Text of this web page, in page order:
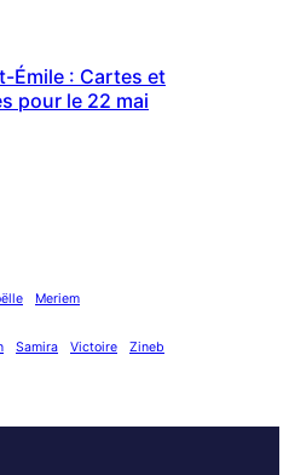
Émile : Cartes et
pour le 22 mai
Meriem
Samira Victoire Zineb